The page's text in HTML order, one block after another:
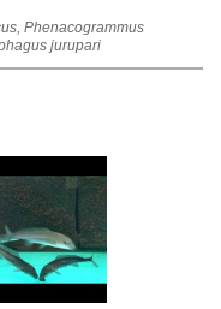
Phenacogrammus
jurupari